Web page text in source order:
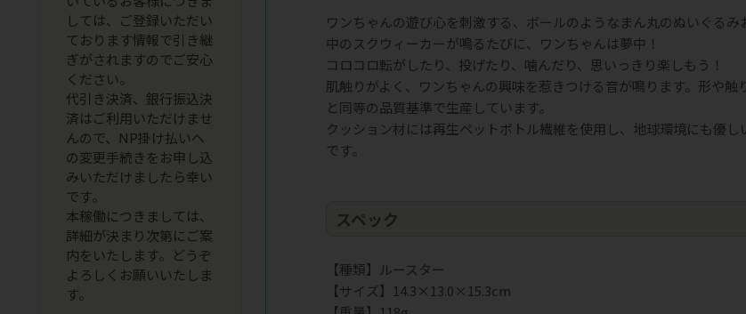
ワンちゃんの遊び心を刺激する、ボールのようなまん丸のぬいぐるみ
中のスクウィーカーが鳴るたびに、ワンちゃんは夢中！
コロコロ転がしたり、投げたり、噛んだり、思いっきり楽しもう！
肌触りがよく、ワンちゃんの興味を惹きつける音が鳴ります。形や
と同等の品質基準で生産しています。
クッション材には再生ペットボトル繊維を使用し、地球環境にも優
です。
スペック
【種類】ルースター
【サイズ】14.3×13.0×15.3cm
しては、ご登録いただい
ております情報で引き継
ぎがされますのでご安心
ください。
代引き決済、銀行振込決
済はご利用いただけませ
んので、NP掛け払いへ
の変更手続きをお申し込
みいただけましたら幸い
です。
本稼働につきましては、
詳細が決まり次第にご案
内をいたします。どうぞ
よろしくお願いいたしま
す。